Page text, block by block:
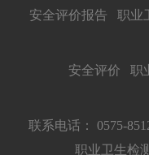
安全评价报告 职业
安全评价 职
联系电话： 0575-
职业卫生检